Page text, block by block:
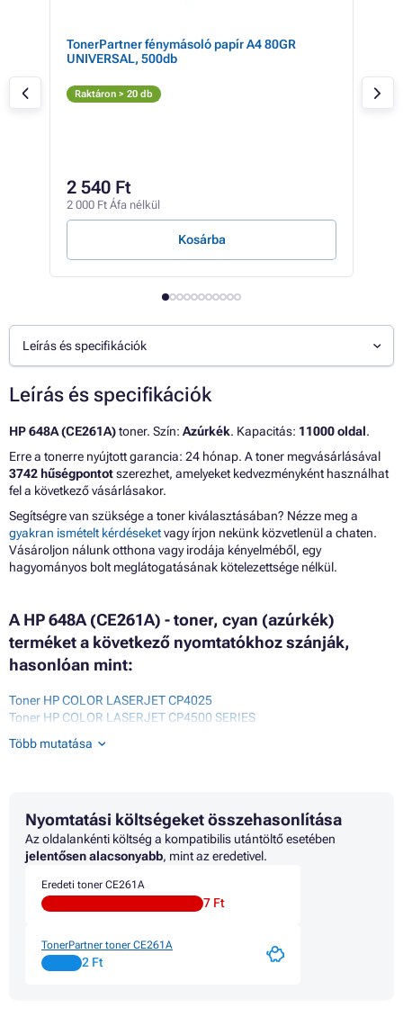
TonerPartner fénymásoló papír A4 80GR
UNIVERSAL, 500db
Raktáron > 20 db
2 540 Ft
2 000 Ft Áfa nélkül
Kosárba
Leírás és specifikációk
Leírás és specifikációk
HP 648A (CE261A)toner. Szín: Azúrkék. Kapacitás: 11000 oldal.
Erre a tonerre nyújtott garancia: 24 hónap. A toner megvásárlásával
3742 hűségpontotszerezhet, amelyeket kedvezményként használhat
fel a következő vásárlásakor.
Segítségre van szüksége a toner kiválasztásában? Nézze meg a
gyakran ismételt kérdéseketvagy írjon nekünk közvetlenül a chaten.
Vásároljon nálunk otthona vagy irodája kényelméből, egy
hagyományos bolt meglátogatásának kötelezettsége nélkül.
A HP 648A (CE261A) - toner, cyan (azúrkék)
terméket a következő nyomtatókhoz szánják,
hasonlóan mint:
Toner HP COLOR LASERJET CP4025
Toner HP COLOR LASERJET CP4500 SERIES
Toner HP COLOR LASERJET CP4520
Toner HP COLOR LASERJET CP4520DN
Toner HP COLOR LASERJET ENTERPRISE CP4025DN
Toner HP COLOR LASERJET ENTERPRISE CP4025N
Toner HP COLOR LASERJET ENTERPRISE CP4500 SERIES
Toner HP COLOR LASERJET ENTERPRISE CP4525DN
Toner HP COLOR LASERJET ENTERPRISE CP4525N
Több mutatása
Nyomtatási költségeket összehasonlítása
Az oldalankénti költség a kompatibilis utántöltő esetében
jelentősen alacsonyabb, mint az eredetivel.
Eredeti toner CE261A
7 Ft
TonerPartner toner CE261A
2 Ft